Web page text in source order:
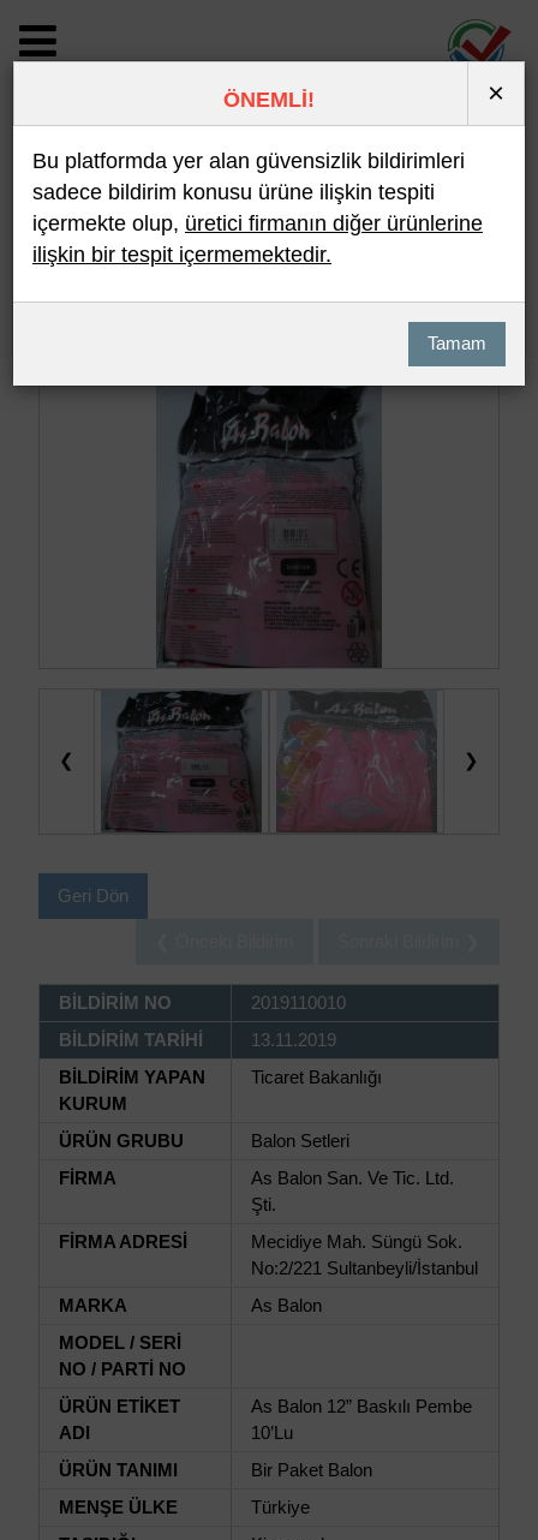
BİLDİRİM DETAYI
Son 10 Bildirim En Çok İncelenen
❮ ❯
Geri Dön
BİLDİRİM NO
2019110010
BİLDİRİM TARİHİ
13.11.2019
BİLDİRİM YAPAN
KURUM
Ticaret Bakanlığı
ÜRÜN GRUBU
Balon Setleri
FİRMA
As Balon San. Ve Tic. Ltd.
Şti.
FİRMA ADRESİ
Mecidiye Mah. Süngü Sok.
No:2/221 Sultanbeyli/İstanbul
MARKA
As Balon
MODEL / SERİ
NO / PARTİ NO
ÜRÜN ETİKET
ADI
As Balon 12” Baskılı Pembe
10’Lu
ÜRÜN TANIMI
Bir Paket Balon
MENŞE ÜLKE
Türkiye
ÖNEMLİ! ×
Bu platformda yer alan güvensizlik bildirimleri
sadece bildirim konusu ürüne ilişkin tespiti
içermekte olup, üretici firmanın diğer ürünlerine
ilişkin bir tespit içermemektedir.
Tamam